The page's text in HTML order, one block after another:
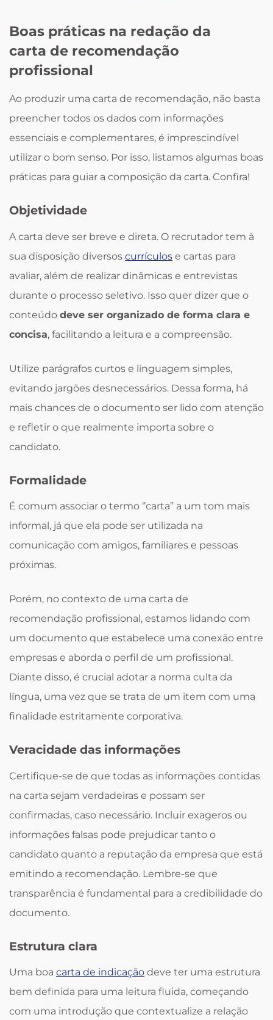
Boas práticas na redação da
carta de recomendação
profissional
Ao produzir uma carta de recomendação, não basta
preencher todos os dados com informações
essenciais e complementares, é imprescindível
utilizar o bom senso. Por isso, listamos algumas boas
práticas para guiar a composição da carta. Confira!
Objetividade
A carta deve ser breve e direta. O recrutador tem à
sua disposição diversos currículos e cartas para
avaliar, além de realizar dinâmicas e entrevistas
durante o processo seletivo. Isso quer dizer que o
conteúdo deve ser organizado de forma clara e
concisa, facilitando a leitura e a compreensão.
Utilize parágrafos curtos e linguagem simples,
evitando jargões desnecessários. Dessa forma, há
mais chances de o documento ser lido com atenção
e refletir o que realmente importa sobre o
candidato.
Formalidade
É comum associar o termo ‘’carta’’ a um tom mais
informal, já que ela pode ser utilizada na
comunicação com amigos, familiares e pessoas
próximas.
Porém, no contexto de uma carta de
recomendação profissional, estamos lidando com
um documento que estabelece uma conexão entre
empresas e aborda o perfil de um profissional.
Diante disso, é crucial adotar a norma culta da
língua, uma vez que se trata de um item com uma
finalidade estritamente corporativa.
Veracidade das informações
Certifique-se de que todas as informações contidas
na carta sejam verdadeiras e possam ser
confirmadas, caso necessário. Incluir exageros ou
informações falsas pode prejudicar tanto o
candidato quanto a reputação da empresa que está
emitindo a recomendação. Lembre-se que
transparência é fundamental para a credibilidade do
documento.
Estrutura clara
Uma boa carta de indicação deve ter uma estrutura
bem definida para uma leitura fluida, começando
com uma introdução que contextualize a relação